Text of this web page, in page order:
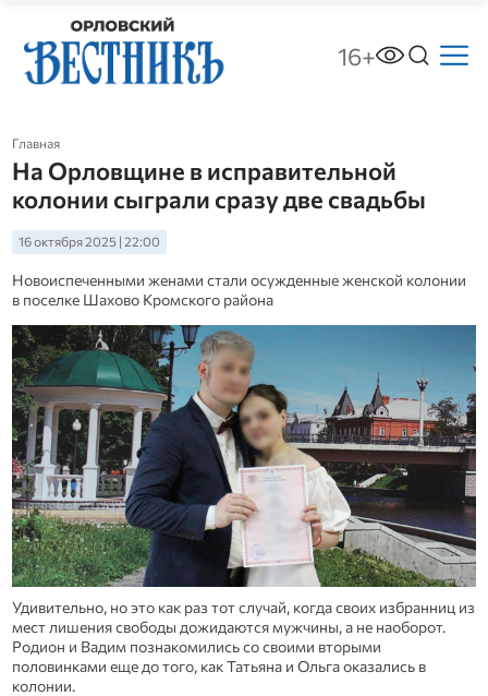
16+
Главная
На Орловщине в исправительной
колонии сыграли сразу две свадьбы
16 октября 2025 | 22:00
Новоиспеченными женами стали осужденные женской колонии
в поселке Шахово Кромского района
Удивительно, но это как раз тот случай, когда своих избранниц из
мест лишения свободы дожидаются мужчины, а не наоборот.
Родион и Вадим познакомились со своими вторыми
половинками еще до того, как Татьяна и Ольга оказались в
колонии.